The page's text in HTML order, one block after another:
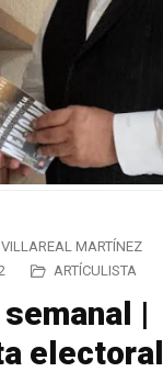
MARTÍNEZ
ARTÍCULISTA
|
electoral